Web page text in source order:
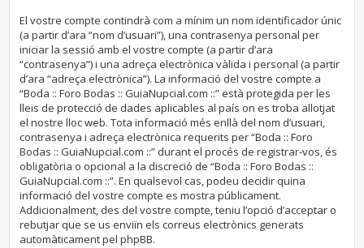
El vostre compte contindrà com a mínim un nom identificador únic
(a partir d’ara “nom d’usuari”), una contrasenya personal per
iniciar la sessió amb el vostre compte (a partir d’ara
“contrasenya”) i una adreça electrònica vàlida i personal (a partir
d’ara “adreça electrònica”). La informació del vostre compte a
“Boda :: Foro Bodas :: GuiaNupcial.com ::” està protegida per les
lleis de protecció de dades aplicables al país on es troba allotjat
el nostre lloc web. Tota informació més enllà del nom d’usuari,
contrasenya i adreça electrònica requerits per “Boda :: Foro
Bodas :: GuiaNupcial.com ::” durant el procés de registrar-vos, és
obligatòria o opcional a la discreció de “Boda :: Foro Bodas ::
GuiaNupcial.com ::”. En qualsevol cas, podeu decidir quina
informació del vostre compte es mostra públicament.
Addicionalment, des del vostre compte, teniu l’opció d’acceptar o
rebutjar que se us enviïn els correus electrònics generats
automàticament pel phpBB.